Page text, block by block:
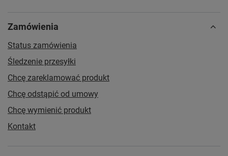
Zamówienia
Status zamówienia
Śledzenie przesyłki
Chcę zareklamować produkt
Chcę odstąpić od umowy
Chcę wymienić produkt
Kontakt